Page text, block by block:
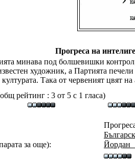
Прогреса на
минава под болшевишки
художник, а Партията
Така от червеният цвят
рейтинг : 3 от 5 с 1 гласа)
за още):